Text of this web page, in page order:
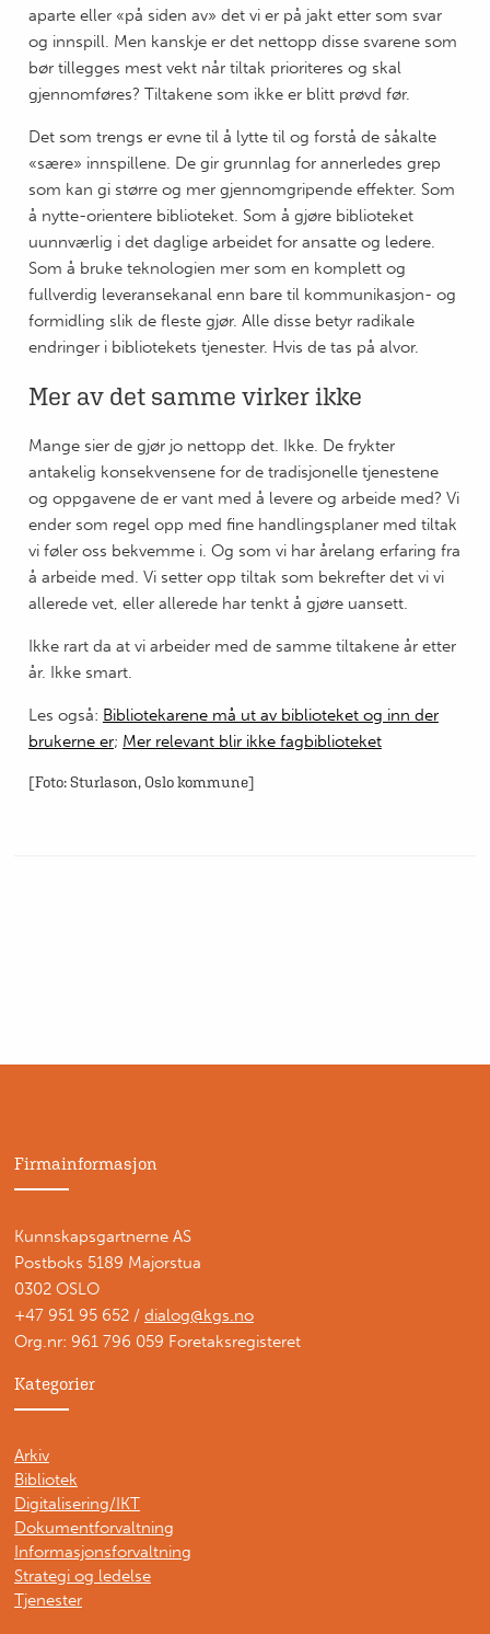
aparte eller «på siden av» det vi er på jakt etter som svar
og innspill. Men kanskje er det nettopp disse svarene som
bør tillegges mest vekt når tiltak prioriteres og skal
gjennomføres? Tiltakene som ikke er blitt prøvd før.
Det som trengs er evne til å lytte til og forstå de såkalte
«sære» innspillene. De gir grunnlag for annerledes grep
som kan gi større og mer gjennomgripende effekter. Som
å nytte-orientere biblioteket. Som å gjøre biblioteket
uunnværlig i det daglige arbeidet for ansatte og ledere.
Som å bruke teknologien mer som en komplett og
fullverdig leveransekanal enn bare til kommunikasjon- og
formidling slik de fleste gjør. Alle disse betyr radikale
endringer i bibliotekets tjenester. Hvis de tas på alvor.
Mer av det samme virker ikke
Mange sier de gjør jo nettopp det. Ikke. De frykter
antakelig konsekvensene for de tradisjonelle tjenestene
og oppgavene de er vant med å levere og arbeide med? Vi
ender som regel opp med fine handlingsplaner med tiltak
vi føler oss bekvemme i. Og som vi har årelang erfaring fra
å arbeide med. Vi setter opp tiltak som bekrefter det vi vi
allerede vet, eller allerede har tenkt å gjøre uansett.
Ikke rart da at vi arbeider med de samme tiltakene år etter
år. Ikke smart.
Les også: Bibliotekarene må ut av biblioteket og inn der
brukerne er; Mer relevant blir ikke fagbiblioteket
[Foto: Sturlason, Oslo kommune]
Firmainformasjon
Kunnskapsgartnerne AS
Postboks 5189 Majorstua
0302 OSLO
+47 951 95 652 / dialog@kgs.no
Org.nr: 961 796 059 Foretaksregisteret
Kategorier
Arkiv
Bibliotek
Digitalisering/IKT
Dokumentforvaltning
Informasjonsforvaltning
Strategi og ledelse
Tjenester